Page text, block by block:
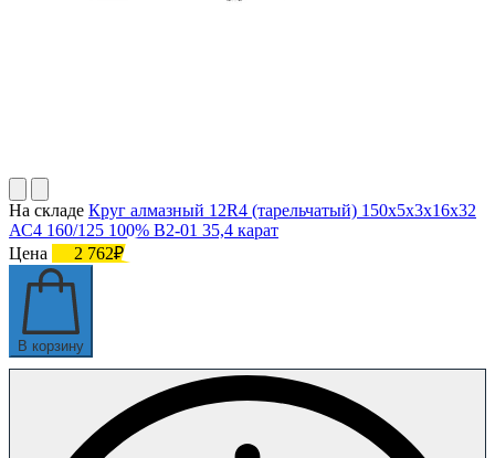
На складе Круг алмазный 12R4 (тарельчатый) 150х5х3х16х32
АС4 160/125 100% В2-01 35,4 карат
Цена
2 762₽
В корзину